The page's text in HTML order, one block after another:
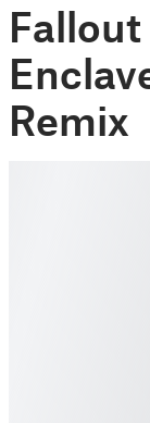
Remix